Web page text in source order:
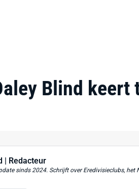
Blind keert
| Redacteur
sinds 2024. Schrijft over Eredivisieclubs,